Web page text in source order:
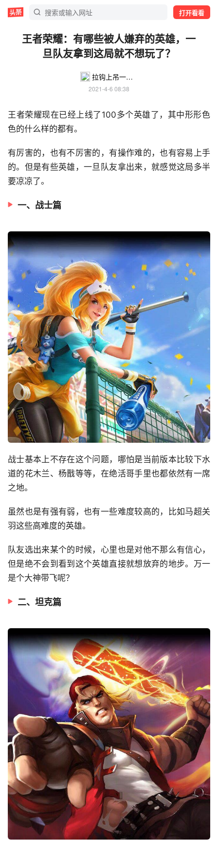
打开看看
王者荣耀：有哪些被人嫌弃的英雄，一
旦队友拿到这局就不想玩了？
拉钩上吊一百年不许变
2021-4-6 08:38
王者荣耀现在已经上线了100多个英雄了，其中形形色
色的什么样的都有。
有厉害的，也有不厉害的，有操作难的，也有容易上手
的。但是有些英雄，一旦队友拿出来，就感觉这局多半
要凉凉了。
一、战士篇
战士基本上不存在这个问题，哪怕是当前版本比较下水
道的花木兰、杨戬等等，在绝活哥手里也都依然有一席
之地。
虽然也是有强有弱，也有一些难度较高的，比如马超关
羽这些高难度的英雄。
队友选出来某个的时候，心里也是对他不那么有信心，
但是绝不会到看到这个英雄直接就想放弃的地步。万一
是个大神带飞呢？
二、坦克篇